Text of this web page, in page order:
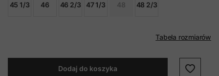
45 1/3 46 46 2/3 47 1/3 48 48 2/3
Tabela rozmiarów
Dodaj do koszyka